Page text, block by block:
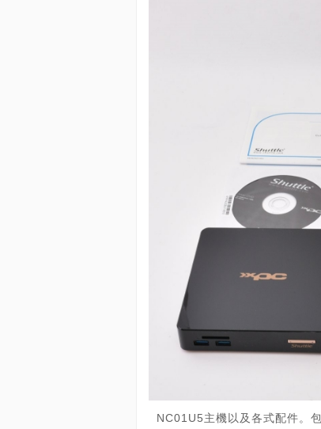
NC01U5主機以及各式配件。